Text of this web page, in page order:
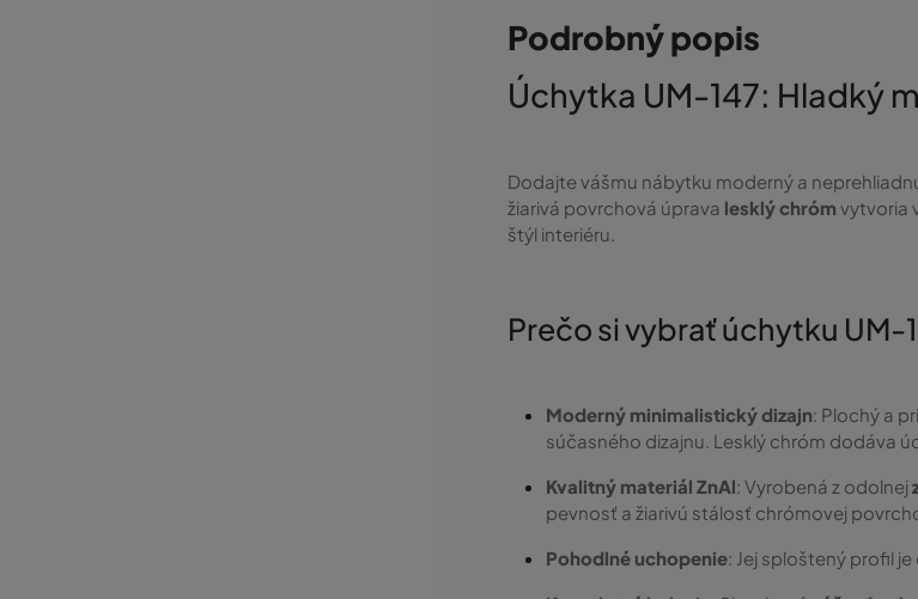
Podrobný popis
Úchytka UM-147: Hladký
Dodajte vášmu nábytku moderný a
žiarivá povrchová úprava lesklý chróm vytvoria
štýl interiéru.
Prečo si vybrať úchytku UM-
Moderný minimalistický dizajn: Plochý a
súčasného dizajnu. Lesklý chróm dodáva
Kvalitný materiál ZnAl: Vyrobená z odolnej
pevnosť a žiarivú stálosť chrómovej
Pohodlné uchopenie: Jej sploštený profil